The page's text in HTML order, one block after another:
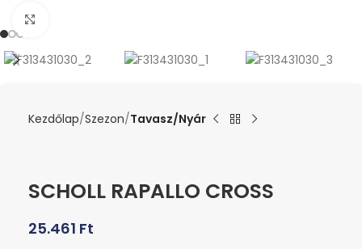
Kezdőlap Szezon Tavasz/Nyár
SCHOLL RAPALLO CROSS
25.461 Ft